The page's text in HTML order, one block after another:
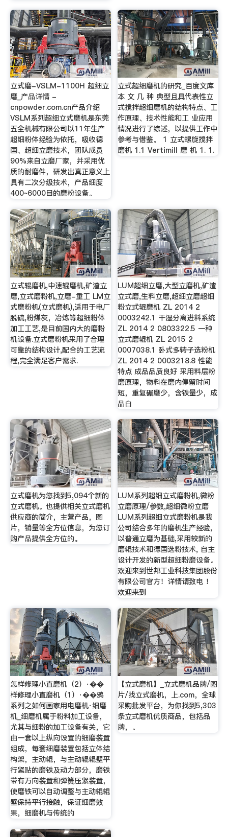
立式磨-VSLM-1100H 超细立
磨_产品详情 -
cnpowder.com.cn产品介绍
VSLM系列超细立式磨机是东莞
五全机械有限公司以11年生产
超细粉体经验为依托，吸收德
国、超细立磨技术，团队成员
90%来自立磨厂家，并采用优
质的耐磨件，研发出真正意义上
具有二次分级技术，产品细度
400~6000目的磨粉设备。
立式超细磨机的研究_百度文库
本 文 几 种 典型且具代表性立
式搅拌超细磨机的结构特点、工
作原理、技术性能和工 业应用
情况进行了综述，以提供工作中
参考与借鉴。 1 立式螺旋搅拌
磨机 1.1 Vertimill 磨 机 1. 1.
立式辊磨机,中速辊磨机,矿渣立
磨,立式磨粉机,立磨-重工 LM立
式磨粉机(立式磨机),适用于电厂
脱硫,粉煤灰，冶炼等超细粉体
加工工艺,是目前国内大的磨粉
机设备.立式磨粉机采用了合理
可靠的结构设计,配合的工艺流
程,完全满足客户需求.
LUM超细立磨,大型立磨机,矿渣
立式磨,生料立磨,超细立磨超细
粉立式辊磨机 ZL 2014 2
0003242.1 干湿分离进料系统
ZL 2014 2 0803322.5 一种
立式磨辊机 ZL 2015 2
0007038.1 卧式多转子选粉机
ZL 2014 2 0003218.8 性能
特点 成品品质良好 采用料层粉
磨原理，物料在磨内停留时间
短，重复碾磨少，含铁量少，成
品白
立式磨机为您找到5,094个新的
立式磨机。也提供相关立式磨机
供应商的简介，主营产品，图
片，销量等全方位信息，为您订
购产品提供全方位的。
LUM系列超细立式磨粉机,微粉
立磨原理/参数,超细微粉立磨
LUM系列超细立式磨粉机是我
公司结合多年的磨机生产经验,
以普通立磨为基础,采用较新的
磨辊技术和德国选粉技术, 自主
设计开发的新型超细粉磨设备。
欢迎来到世邦工业科技集团股份
有限公司官方！详情请致电 ！
欢迎来到
怎样修理小直磨机（2）·��
样修理小直磨机（1）·��鸦
系列之如何画家用电磨机·细磨
机_细磨机属于粉料加工设备，
尤其与细粉的加工设备有关，它
由一套以上纵向设置的细磨装置
组成，每套细磨装置包括立体结
构架，主动辊，与主动辊辊壁平
行紧贴的磨铁及动力部分，磨铁
带有万向装置和弹簧压紧装置，
使磨铁可以自动调整与主动辊辊
壁保持平行接触，保证细磨效
果，细磨机与传统的
【立式磨机】_立式磨机品牌/图
片/找立式磨机，上.com，全球
采购批发平台，为你找到5,303
条立式磨机优质商品，包括品
牌，。